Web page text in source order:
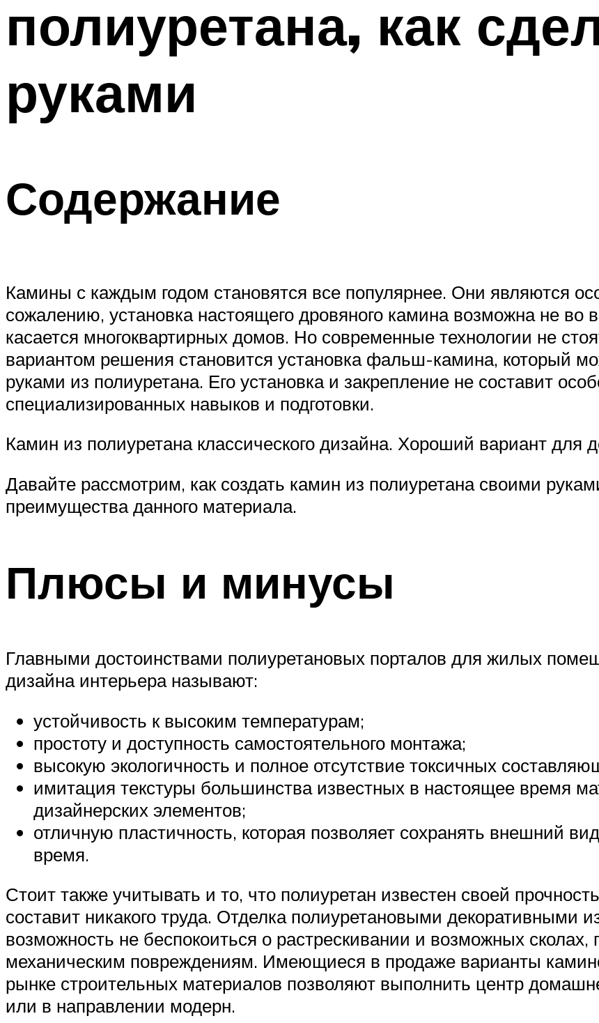
Меню
полиуретана, как
руками
Содержание
Камины с каждым годом становятся все популярнее. Они являются
сожалению, установка настоящего дровяного камина возможна не во
касается многоквартирных домов. Но современные технологии не
вариантом решения становится установка фальш-камина, который
руками из полиуретана. Его установка и закрепление не составит
специализированных навыков и подготовки.
Камин из полиуретана классического дизайна. Хороший вариант для
Давайте рассмотрим, как создать камин из полиуретана своими
преимущества данного материала.
Плюсы и минусы
Главными достоинствами полиуретановых порталов для жилых
дизайна интерьера называют:
устойчивость к высоким температурам;
простоту и доступность самостоятельного монтажа;
высокую экологичность и полное отсутствие токсичных
имитация текстуры большинства известных в настоящее время
дизайнерских элементов;
отличную пластичность, которая позволяет сохранять внешний
время.
Стоит также учитывать и то, что полиуретан известен своей
составит никакого труда. Отделка полиуретановыми декоративными
возможность не беспокоиться о растрескивании и возможных сколах,
механическим повреждениям. Имеющиеся в продаже варианты
рынке строительных материалов позволяют выполнить центр
или в направлении модерн.